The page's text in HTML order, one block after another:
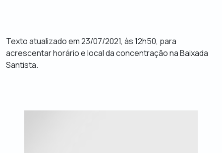
Texto atualizado em 23/07/2021, às 12h50, para
acrescentar horário e local da concentração na Baixada
Santista.